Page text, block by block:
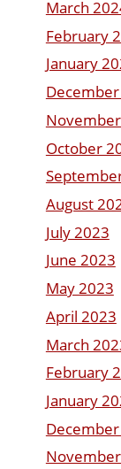
March
February
January
October
August
July 2023
June 2023
May 2023
April 2023
March
February
January